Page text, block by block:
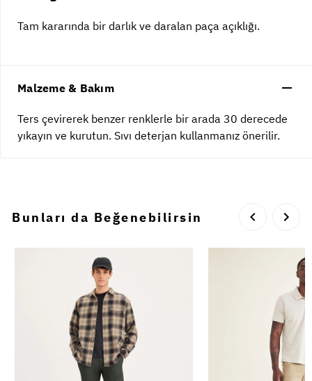
Tam kararında bir darlık ve daralan paça açıklığı.
Malzeme & Bakım
Ters çevirerek benzer renklerle bir arada 30 derecede
yıkayın ve kurutun. Sıvı deterjan kullanmanız önerilir.
Bunları da Beğenebilirsin